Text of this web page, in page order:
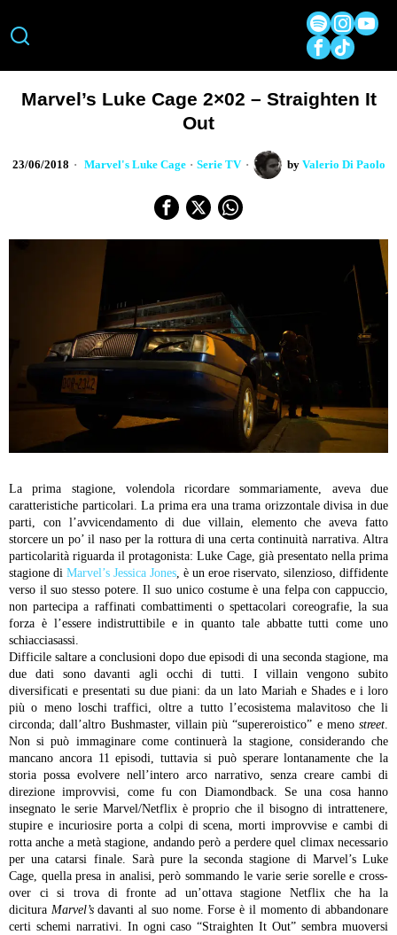
Marvel’s Luke Cage 2×02 – Straighten It
Out
23/06/2018 Marvel's Luke Cage · Serie TV by Valerio Di Paolo
La prima stagione, volendola ricordare sommariamente, aveva due
caratteristiche particolari. La prima era una trama orizzontale divisa in due
parti, con l’avvicendamento di due villain, elemento che aveva fatto
storcere un po’ il naso per la rottura di una certa continuità narrativa. Altra
particolarità riguarda il protagonista: Luke Cage, già presentato nella prima
stagione di Marvel’s Jessica Jones, è un eroe riservato, silenzioso, diffidente
verso il suo stesso potere. Il suo unico costume è una felpa con cappuccio,
non partecipa a raffinati combattimenti o spettacolari coreografie, la sua
forza è l’essere indistruttibile e in quanto tale abbatte tutti come uno
schiacciasassi.
Difficile saltare a conclusioni dopo due episodi di una seconda stagione, ma
due dati sono davanti agli occhi di tutti. I villain vengono subito
diversificati e presentati su due piani: da un lato Mariah e Shades e i loro
più o meno loschi traffici, oltre a tutto l’ecosistema malavitoso che li
circonda; dall’altro Bushmaster, villain più “supereroistico” e meno street.
Non si può immaginare come continuerà la stagione, considerando che
mancano ancora 11 episodi, tuttavia si può sperare lontanamente che la
storia possa evolvere nell’intero arco narrativo, senza creare cambi di
direzione improvvisi, come fu con Diamondback. Se una cosa hanno
insegnato le serie Marvel/Netflix è proprio che il bisogno di intrattenere,
stupire e incuriosire porta a colpi di scena, morti improvvise e cambi di
rotta anche a metà stagione, andando però a perdere quel climax necessario
per una catarsi finale. Sarà pure la seconda stagione di Marvel’s Luke
Cage, quella presa in analisi, però sommando le varie serie sorelle e cross-
over ci si trova di fronte ad un’ottava stagione Netflix che ha la
dicitura Marvel’sdavanti al suo nome. Forse è il momento di abbandonare
certi schemi narrativi. In ogni caso “Straighten It Out” sembra muoversi